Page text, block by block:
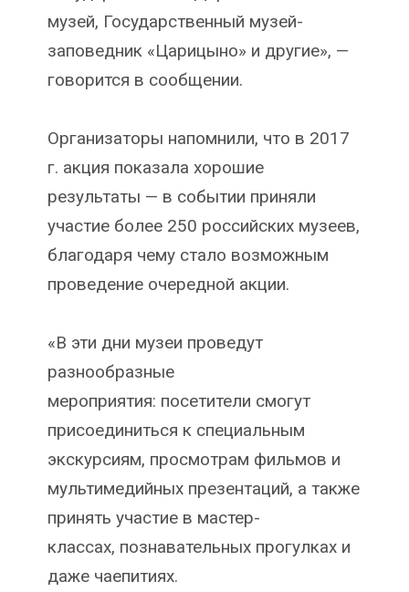
музей, Государственный музей-
заповедник «Царицыно» и другие», —
говорится в сообщении.
Организаторы напомнили, что в 2017
г. акция показала хорошие
результаты — в событии приняли
участие более 250 российских музеев,
благодаря чему стало возможным
проведение очередной акции.
«В эти дни музеи проведут
разнообразные
мероприятия: посетители смогут
присоединиться к специальным
экскурсиям, просмотрам фильмов и
мультимедийных презентаций, а также
принять участие в мастер-
классах, познавательных прогулках и
даже чаепитиях.